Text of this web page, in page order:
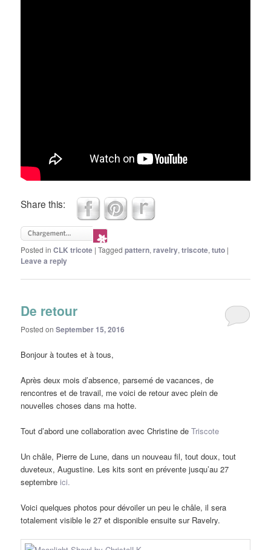
Share this:
Posted in CLK tricote |Tagged pattern,ravelry,triscote,tuto |
Leave a reply
De retour
Posted onSeptember 15, 2016
Bonjour à toutes et à tous,
Après deux mois d’absence, parsemé de vacances, de
rencontres et de travail, me voici de retour avec plein de
nouvelles choses dans ma hotte.
Tout d’abord une collaboration avec Christine deTriscote
Un châle, Pierre de Lune, dans un nouveau fil, tout doux, tout
duveteux, Augustine. Les kits sont en prévente jusqu’au 27
septembre ici.
Voici quelques photos pour dévoiler un peu le châle, il sera
totalement visible le 27 et disponible ensuite sur Ravelry.